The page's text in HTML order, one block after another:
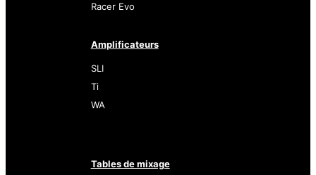
Racer Evo
Amplificateurs
SLI
Ti
WA
Tables de mixage